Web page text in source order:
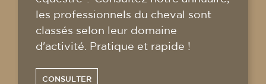
les professionnels du cheval sont
classés selon leur domaine
d'activité. Pratique et rapide !
CONSULTER